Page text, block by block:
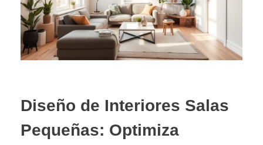
Diseño de Interiores Salas
Pequeñas: Optimiza